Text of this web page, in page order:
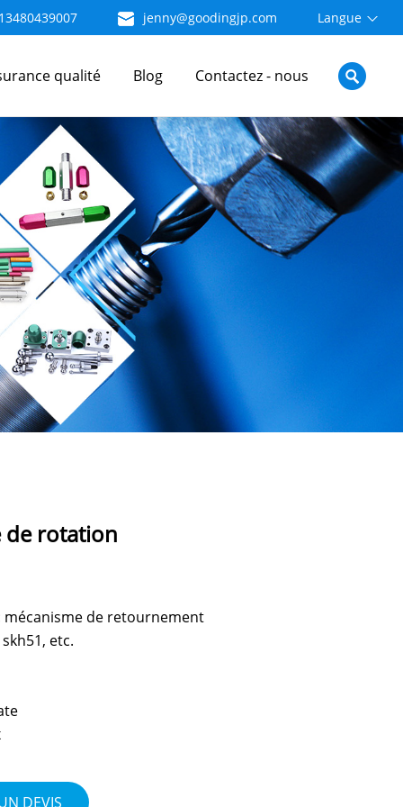
jenny@goodingjp.com Langue
qualité Blog Contactez - nous
de rotation
de retournement
etc.
DEVIS